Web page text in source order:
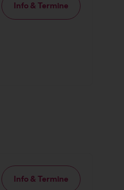
Info & Termine
Info & Termine